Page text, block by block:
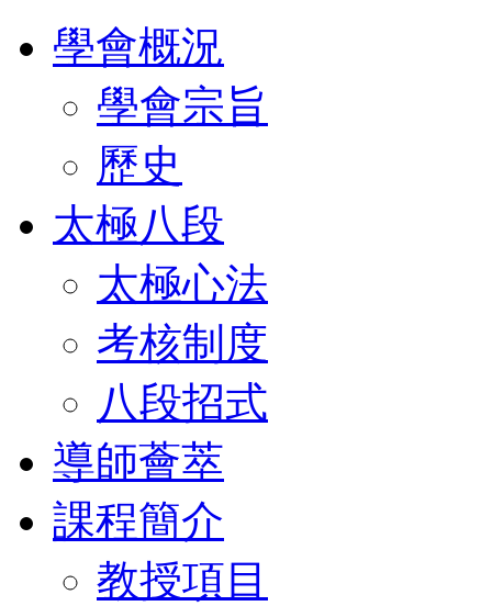
學會概況
學會宗旨
歷史
太極八段
太極心法
考核制度
八段招式
導師薈萃
課程簡介
教授項目